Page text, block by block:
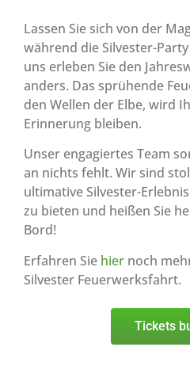
Lassen Sie sich von der
während die Silvester-
uns erleben Sie den
anders. Das sprühende
den Wellen der Elbe, wird
Erinnerung bleiben.
Unser engagiertes Team
an nichts fehlt. Wir sind
ultimative Silvester-
zu bieten und heißen Sie
Bord!
Erfahren Sie hier noch
Silvester Feuerwerksfahrt.
Tickets